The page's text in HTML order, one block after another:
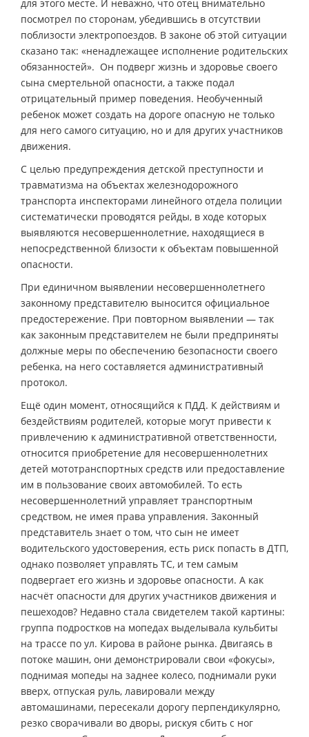
для этого месте. И неважно, что отец внимательно
посмотрел по сторонам, убедившись в отсутствии
поблизости электропоездов. В законе об этой ситуации
сказано так: «ненадлежащее исполнение родительских
обязанностей». Он подверг жизнь и здоровье своего
сына смертельной опасности, а также подал
отрицательный пример поведения. Необученный
ребенок может создать на дороге опасную не только
для него самого ситуацию, но и для других участников
движения.
С целью предупреждения детской преступности и
травматизма на объектах железнодорожного
транспорта инспекторами линейного отдела полиции
систематически проводятся рейды, в ходе которых
выявляются несовершеннолетние, находящиеся в
непосредственной близости к объектам повышенной
опасности.
При единичном выявлении несовершеннолетнего
законному представителю выносится официальное
предостережение. При повторном выявлении — так
как законным представителем не были предприняты
должные меры по обеспечению безопасности своего
ребенка, на него составляется административный
протокол.
Ещё один момент, относящийся к ПДД. К действиям и
бездействиям родителей, которые могут привести к
привлечению к административной ответственности,
относится приобретение для несовершеннолетних
детей мототранспортных средств или предоставление
им в пользование своих автомобилей. То есть
несовершеннолетний управляет транспортным
средством, не имея права управления. Законный
представитель знает о том, что сын не имеет
водительского удостоверения, есть риск попасть в ДТП,
однако позволяет управлять ТС, и тем самым
подвергает его жизнь и здоровье опасности. А как
насчёт опасности для других участников движения и
пешеходов? Недавно стала свидетелем такой картины:
группа подростков на мопедах выделывала кульбиты
на трассе по ул. Кирова в районе рынка. Двигаясь в
потоке машин, они демонстрировали свои «фокусы»,
поднимая мопеды на заднее колесо, поднимали руки
вверх, отпуская руль, лавировали между
автомашинами, пересекали дорогу перпендикулярно,
резко сворачивали во дворы, рискуя сбить с ног